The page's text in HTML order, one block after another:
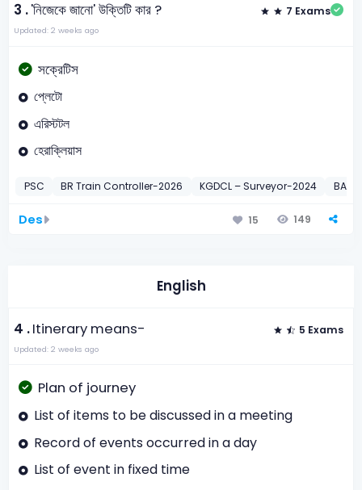
3 .'নিজেকে জানো' উক্তিটি কার ? 7 Exams
Updated: 2 weeks ago
সক্রেটিস
প্লেটো
এরিস্টটল
হেরাক্লিয়াস
PSC BR Train Controller-2026 KGDCL – Surveyor-2024
Des 15 149
English
4 .Itinerary means- 5 Exams
Updated: 2 weeks ago
Plan of journey
List of items to be discussed in a meeting
Record of events occurred in a day
List of event in fixed time